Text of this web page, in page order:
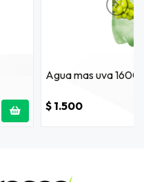
Agua mas uva
$ 1.500